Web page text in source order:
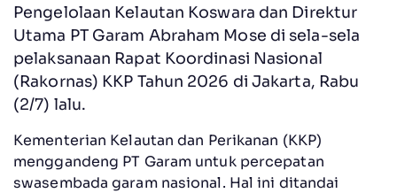
Pengelolaan Kelautan Koswara dan Direktur
Utama PT Garam Abraham Mose di sela-sela
pelaksanaan Rapat Koordinasi Nasional
(Rakornas) KKP Tahun 2026 di Jakarta, Rabu
(2/7) lalu.
Kementerian Kelautan dan Perikanan (KKP)
menggandeng PT Garam untuk percepatan
swasembada garam nasional. Hal ini ditandai